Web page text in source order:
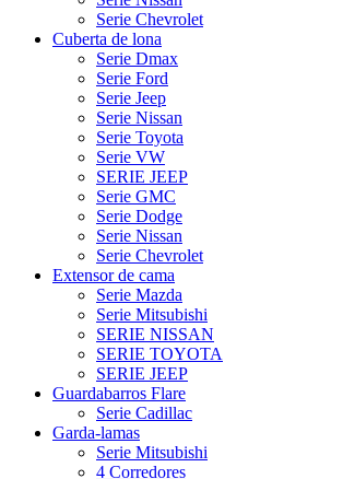
Serie Chevrolet
Cuberta de lona
Serie Dmax
Serie Ford
Serie Jeep
Serie Nissan
Serie Toyota
Serie VW
SERIE JEEP
Serie GMC
Serie Dodge
Serie Nissan
Serie Chevrolet
Extensor de cama
Serie Mazda
Serie Mitsubishi
SERIE NISSAN
SERIE TOYOTA
SERIE JEEP
Guardabarros Flare
Serie Cadillac
Garda-lamas
Serie Mitsubishi
4 Corredores